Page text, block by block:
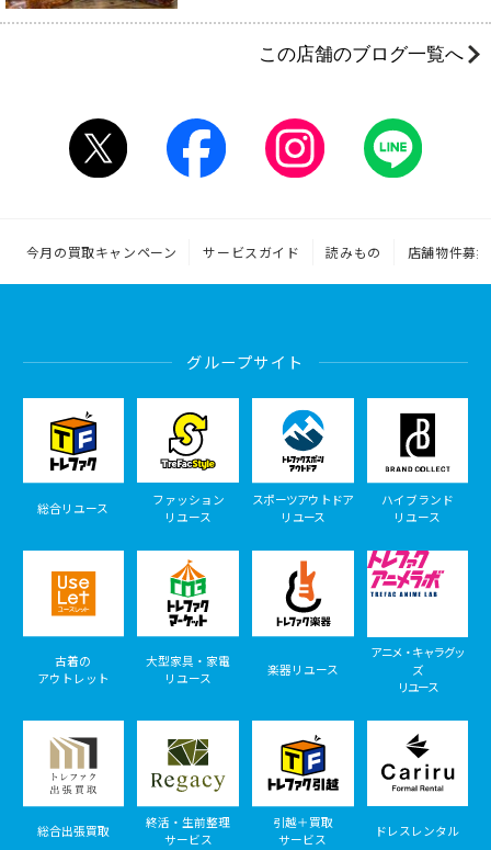
この店舗のブログ一覧へ
今月の買取キャンペーン サービスガイド 読みもの 店舗物件募集
グループサイト
総合リユース
ファッション
リユース
スポーツアウトドア
リユース
ハイブランド
リユース
古着の
アウトレット
大型家具・家電
リユース
楽器リユース
アニメ・キャラグッ
ズ
リユース
総合出張買取
終活・生前整理
サービス
引越＋買取
サービス
ドレスレンタル